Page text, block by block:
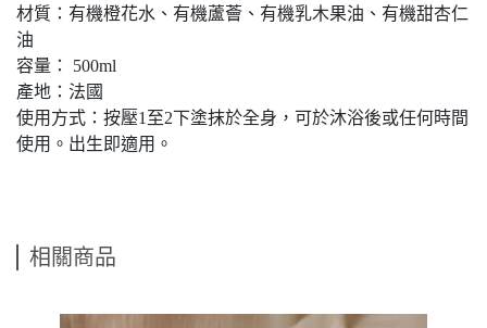
材質：有機橙花水、有機蘆薈、有機乳木果油、有機甜杏仁
油
容量： 500ml
產地：法國
使用方式：按壓1至2下塗抹於全身，可於沐浴後或任何時間
使用。出生即適用。
相關商品